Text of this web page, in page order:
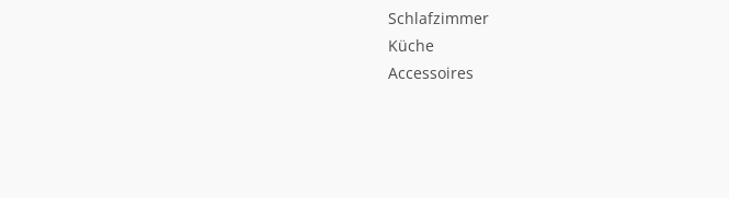
Schlafzimmer
Küche
Accessoires